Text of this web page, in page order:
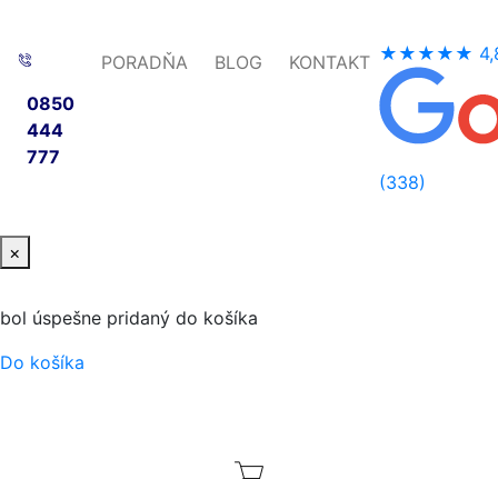
0850
444
777
PORADŇA BLOG KONTAKT ★★★★★
(338)
×
bol úspešne pridaný do košíka
Do košíka